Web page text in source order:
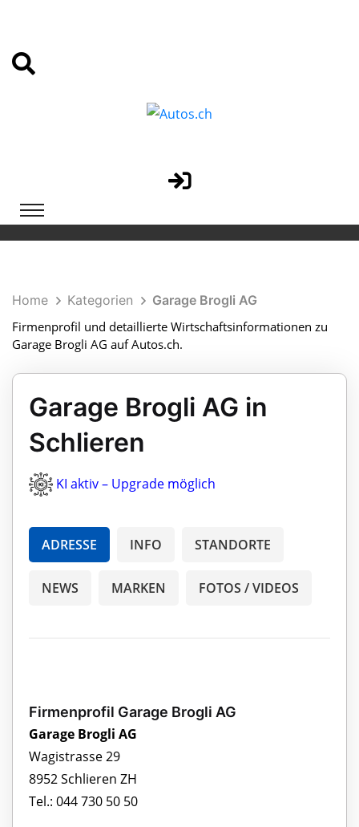
Home Kategorien
Garage Brogli AG
Firmenprofil und detaillierte Wirtschaftsinformationen zu
Garage Brogli AG auf Autos.ch.
Garage Brogli AG in
Schlieren
KI aktiv – Upgrade möglich
ADRESSE INFO STANDORTE
NEWS MARKEN FOTOS / VIDEOS
Firmenprofil Garage Brogli AG
Garage Brogli AG
Wagistrasse 29
8952 Schlieren ZH
Tel.: 044 730 50 50